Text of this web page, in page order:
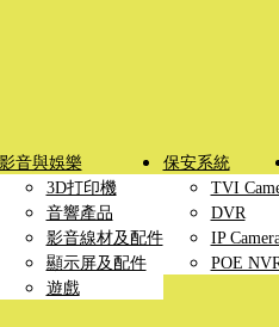
影音與娛樂
3D打印機
音響產品
影音線材及配件
顯示屏及配件
遊戲
保安系統
TVI
DVR
IP
POE